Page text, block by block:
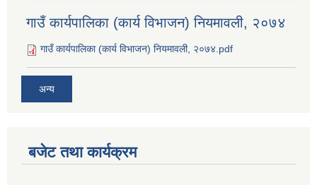
गाउँ कार्यपालिका (कार्य विभाजन) नियमावली, २०७४
गाउँ कार्यपालिका (कार्य विभाजन) नियमावली, २०७४.pdf
अन्य
बजेट तथा कार्यक्रम